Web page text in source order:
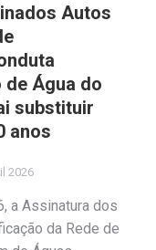
Autos
Água do
substituir
anos
2026
a Assinatura dos
da Rede de